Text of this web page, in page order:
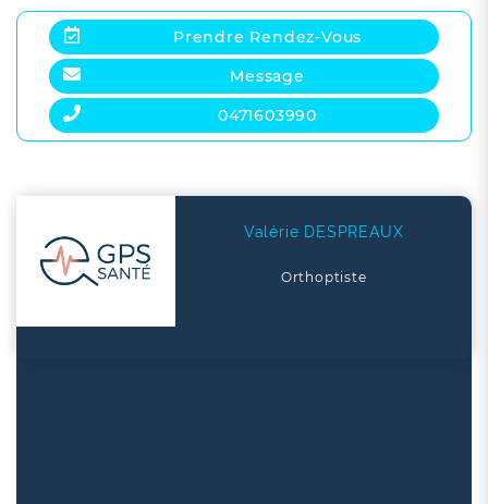
Prendre Rendez-Vous
Message
0471603990
Valérie DESPREAUX
Orthoptiste